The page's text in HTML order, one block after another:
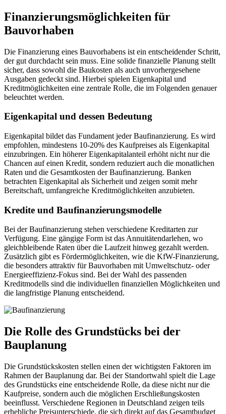
Finanzierungsmöglichkeiten für
Bauvorhaben
Die Finanzierung eines Bauvorhabens ist ein entscheidender Schritt,
der gut durchdacht sein muss. Eine solide finanzielle Planung stellt
sicher, dass sowohl die Baukosten als auch unvorhergesehene
Ausgaben gedeckt sind. Hierbei spielen Eigenkapital und
Kreditmöglichkeiten eine zentrale Rolle, die im Folgenden genauer
beleuchtet werden.
Eigenkapital und dessen Bedeutung
Eigenkapital bildet das Fundament jeder Baufinanzierung. Es wird
empfohlen, mindestens 10-20% des Kaufpreises als Eigenkapital
einzubringen. Ein höherer Eigenkapitalanteil erhöht nicht nur die
Chancen auf einen Kredit, sondern reduziert auch die monatlichen
Raten und die Gesamtkosten der Baufinanzierung. Banken
betrachten Eigenkapital als Sicherheit und zeigen somit mehr
Bereitschaft, umfangreiche Kreditmöglichkeiten anzubieten.
Kredite und Baufinanzierungsmodelle
Bei der Baufinanzierung stehen verschiedene Kreditarten zur
Verfügung. Eine gängige Form ist das Annuitätendarlehen, wo
gleichbleibende Raten über die Laufzeit hinweg gezahlt werden.
Zusätzlich gibt es Fördermöglichkeiten, wie die KfW-Finanzierung,
die besonders attraktiv für Bauvorhaben mit Umweltschutz- oder
Energieeffizienz-Fokus sind. Bei der Wahl des passenden
Kreditmodells sind die individuellen finanziellen Möglichkeiten und
die langfristige Planung entscheidend.
Die Rolle des Grundstücks bei der
Bauplanung
Die Grundstückskosten stellen einen der wichtigsten Faktoren im
Rahmen der Bauplanung dar. Bei der Standortwahl spielt die Lage
des Grundstücks eine entscheidende Rolle, da diese nicht nur die
Kaufpreise, sondern auch die möglichen Erschließungskosten
beeinflusst. Verschiedene Regionen in Deutschland zeigen teils
erhebliche Preisunterschiede, die sich direkt auf das Gesamtbudget